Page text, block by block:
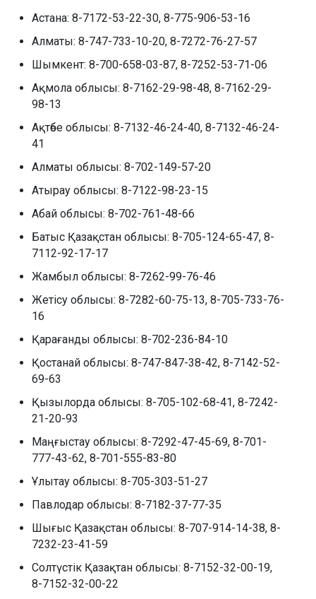
Астана: 8-7172-53-22-30, 8-775-906-53-16
Алматы: 8-747-733-10-20, 8-7272-76-27-57
Шымкент: 8-700-658-03-87, 8-7252-53-71-06
Ақмола облысы: 8-7162-29-98-48, 8-7162-29-
98-13
Ақтөбе облысы: 8-7132-46-24-40, 8-7132-46-24-
41
Алматы облысы: 8-702-149-57-20
Атырау облысы: 8-7122-98-23-15
Абай облысы: 8-702-761-48-66
Батыс Қазақстан облысы: 8-705-124-65-47, 8-
7112-92-17-17
Жамбыл облысы: 8-7262-99-76-46
Жетісу облысы: 8-7282-60-75-13, 8-705-733-76-
16
Қарағанды облысы: 8-702-236-84-10
Қостанай облысы: 8-747-847-38-42, 8-7142-52-
69-63
Қызылорда облысы: 8-705-102-68-41, 8-7242-
21-20-93
Маңғыстау облысы: 8-7292-47-45-69, 8-701-
777-43-62, 8-701-555-83-80
Ұлытау облысы: 8-705-303-51-27
Павлодар облысы: 8-7182-37-77-35
Шығыс Қазақстан облысы: 8-707-914-14-38, 8-
7232-23-41-59
Солтүстік Қазақтан облысы: 8-7152-32-00-19,
8-7152-32-00-22